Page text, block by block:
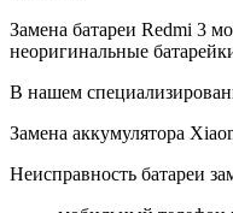
Замена батареи Redmi 3
неоригинальные
В нашем
Замена аккумулятора
Неисправность батареи